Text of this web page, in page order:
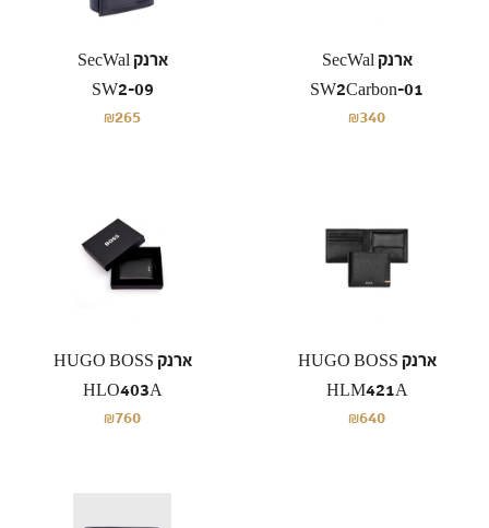
ארנק SecWal
SW2-09
₪265
ארנק SecWal
SW2Carbon-01
₪340
ארנק HUGO BOSS
HLO403A
₪760
ארנק HUGO BOSS
HLM421A
₪640